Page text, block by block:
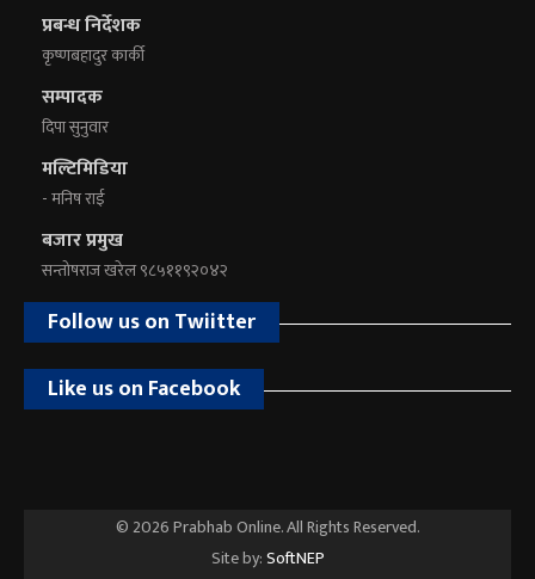
प्रबन्ध निर्देशक
कृष्णबहादुर कार्की
सम्पादक
दिपा सुनुवार
मल्टिमिडिया
- मनिष राई
बजार प्रमुख
सन्तोषराज खरेल ९८५११९२०४२
Follow us on Twiitter
Like us on Facebook
© 2026 Prabhab Online. All Rights Reserved.
Site by:SoftNEP